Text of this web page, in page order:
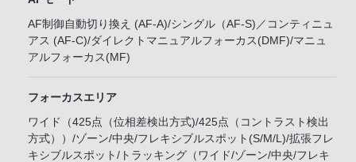
AF制御自動切り換え (AF-A)/シングル（AF-S)／コンティニュ
アス (AF-C)/ダイレクトマニュアルフォーカス(DMF)/マニュ
アルフォーカス(MF)
フォーカスエリア
ワイド（425点（位相差検出方式)/425点（コントラスト検出
方式））/ゾーン/中央/フレキシブルスポット(S/M/L)/拡張フレ
キシブルスポット/トラッキング（ワイド/ゾーン/中央/フレキ